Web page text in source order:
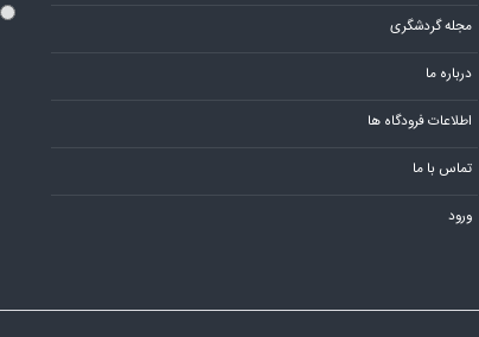
مجله گردشگری
درباره ما
اطلاعات فرودگاه ها
تماس با ما
ورود